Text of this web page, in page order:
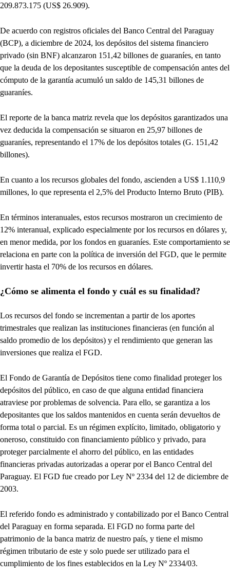
209.873.175 (US$ 26.909).
De acuerdo con registros oficiales del Banco Central del Paraguay
(BCP), a diciembre de 2024, los depósitos del sistema financiero
privado (sin BNF) alcanzaron 151,42 billones de guaraníes, en tanto
que la deuda de los depositantes susceptible de compensación antes del
cómputo de la garantía acumuló un saldo de 145,31 billones de
guaraníes.
El reporte de la banca matriz revela que los depósitos garantizados una
vez deducida la compensación se situaron en 25,97 billones de
guaraníes, representando el 17% de los depósitos totales (G. 151,42
billones).
En cuanto a los recursos globales del fondo, ascienden a US$ 1.110,9
millones, lo que representa el 2,5% del Producto Interno Bruto (PIB).
En términos interanuales, estos recursos mostraron un crecimiento de
12% interanual, explicado especialmente por los recursos en dólares y,
en menor medida, por los fondos en guaraníes. Este comportamiento se
relaciona en parte con la política de inversión del FGD, que le permite
invertir hasta el 70% de los recursos en dólares.
¿Cómo se alimenta el fondo y cuál es su finalidad?
Los recursos del fondo se incrementan a partir de los aportes
trimestrales que realizan las instituciones financieras (en función al
saldo promedio de los depósitos) y el rendimiento que generan las
inversiones que realiza el FGD.
El Fondo de Garantía de Depósitos tiene como finalidad proteger los
depósitos del público, en caso de que alguna entidad financiera
atraviese por problemas de solvencia. Para ello, se garantiza a los
depositantes que los saldos mantenidos en cuenta serán devueltos de
forma total o parcial. Es un régimen explícito, limitado, obligatorio y
oneroso, constituido con financiamiento público y privado, para
proteger parcialmente el ahorro del público, en las entidades
financieras privadas autorizadas a operar por el Banco Central del
Paraguay. El FGD fue creado por Ley Nº 2334 del 12 de diciembre de
2003.
El referido fondo es administrado y contabilizado por el Banco Central
del Paraguay en forma separada. El FGD no forma parte del
patrimonio de la banca matriz de nuestro país, y tiene el mismo
régimen tributario de este y solo puede ser utilizado para el
cumplimiento de los fines establecidos en la Ley Nº 2334/03.